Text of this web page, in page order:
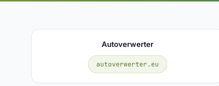
Autoverwerter
autoverwerter.eu